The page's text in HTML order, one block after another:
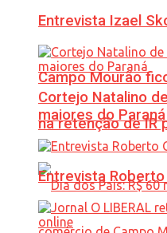
Campo Mourão
na retenção de IR
Entrevista Izael
Cortejo Natalino
maiores do Paraná
Entrevista